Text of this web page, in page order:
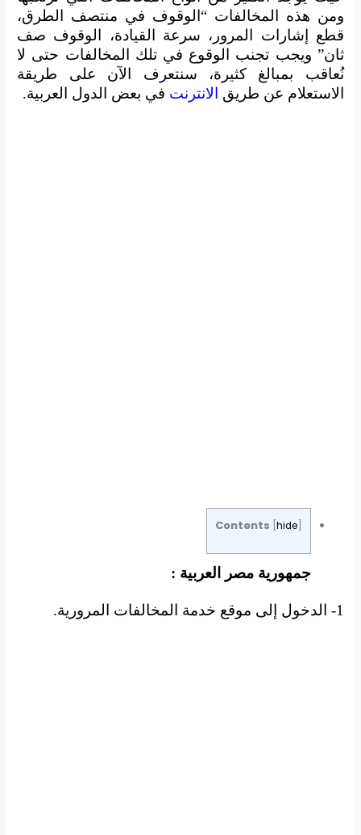
ومن هذه المخالفات “ الوقوف في منتصف الطرق،
قطع إشارات المرور، سرعة القيادة، الوقوف صف
ثان” ويجب تجنب الوقوع في تلك المخالفات حتى لا
نُعاقب بمبالغ كثيرة، سنتعرف الآن على طريقة
الاستعلام عن طريق
الانترنت في بعض الدول العربية.
Contents hide]
جمهورية مصر العربية :
1- الدخول إلى موقع خدمة المخالفات المرورية.